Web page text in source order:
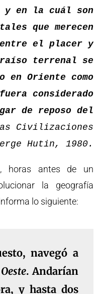
y en la cuál son
que merecen
el placer y
terrenal se
en Oriente como
considerado
de reposo del
Civilizaciones
Hutin, 1980.
horas antes de un
la geografía
lo siguiente:
navegó a
Oeste. Andarían
y hasta dos